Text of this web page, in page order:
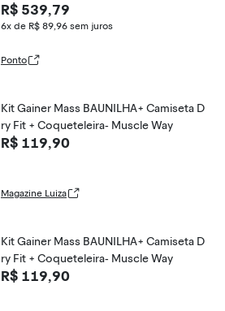
R$ 539,79
6x de R$ 89,96 sem juros
Ponto
Kit Gainer Mass BAUNILHA+ Camiseta D
ry Fit + Coqueteleira- Muscle Way
R$ 119,90
Magazine Luiza
Kit Gainer Mass BAUNILHA+ Camiseta D
ry Fit + Coqueteleira- Muscle Way
R$ 119,90